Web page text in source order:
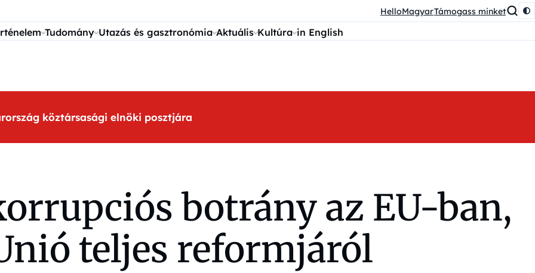
HelloMagyarTámogass minket
Tudomány Utazás és gasztronómia Aktuális Kultúra in English
köztársasági elnöki posztjára
botrány az EU-ban,
teljes reformjáról